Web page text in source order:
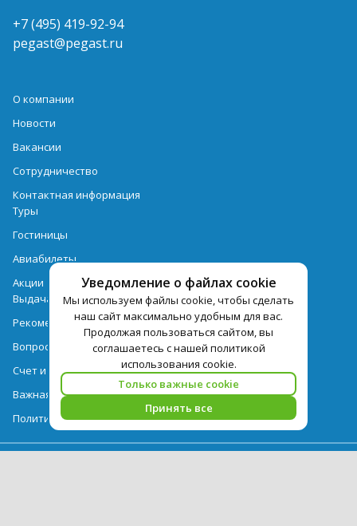
Уведомление о файлах cookie
Мы используем файлы cookie, чтобы сделать
наш сайт максимально удобным для вас.
Продолжая пользоваться сайтом, вы
соглашаетесь с нашей политикой
использования cookie.
Только важные cookie
Принять все
+7 (495) 419-92-94
pegast@pegast.ru
О компании
Новости
Вакансии
Сотрудничество
Контактная информация
Туры
Гостиницы
Авиабилеты
Акции
Выдача документов
Рекомендации
Вопрос-ответ
Счет и оплата
Важная информация по турпродукту
Политика обработки персональных данных